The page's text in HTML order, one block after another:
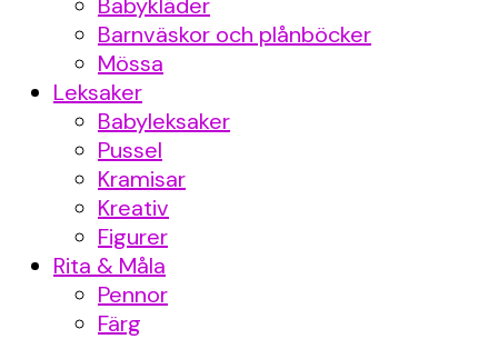
Barnväskor och plånböcker
Mössa
Leksaker
Babyleksaker
Pussel
Kramisar
Kreativ
Figurer
Rita & Måla
Pennor
Färg